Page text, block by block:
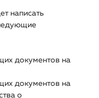
стоимости и
для производства
оказания регулируемых
отчетах об их
написать
документов на
документов на
о